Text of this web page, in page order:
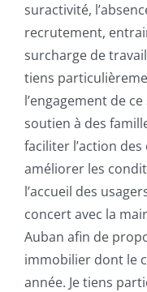
suractivité,
recrutement,
surcharge de
tiens
l’engagement de
soutien à des
faciliter l’action
améliorer les
l’accueil des
concert avec la
Auban afin de
immobilier dont le
année. Je tiens